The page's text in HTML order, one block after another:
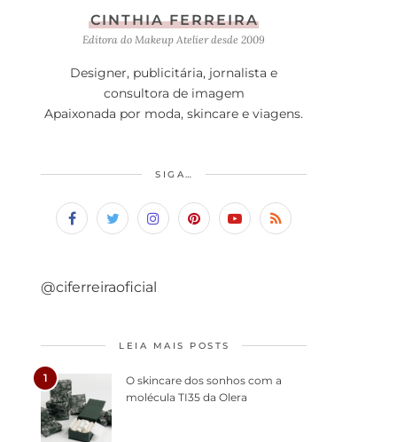
CINTHIA FERREIRA
Editora do Makeup Atelier desde 2009
Designer, publicitária, jornalista e
consultora de imagem
Apaixonada por moda, skincare e viagens.
SIGA…
@ciferreiraoficial
LEIA MAIS POSTS
1
O skincare dos sonhos com a
molécula TI35 da Olera